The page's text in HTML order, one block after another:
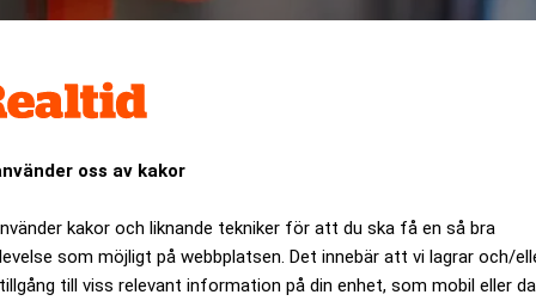
oss av kakor
kakor och liknande tekniker för att du ska få en så bra
som möjligt på webbplatsen. Det innebär att vi lagrar och/
till viss relevant information på din enhet, som mobil eller
Bank Markets i Stockholm, beskriver Heimstadens